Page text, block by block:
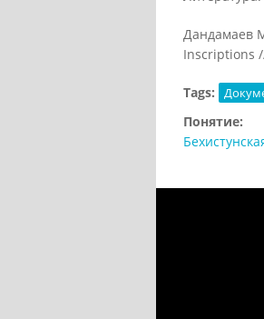
Дандамаев
Inscriptions
Tags:
Понятие: